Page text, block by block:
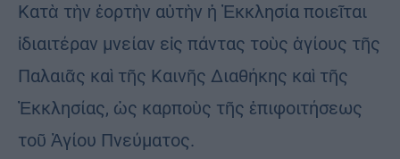
Κατὰ τὴν ἑορτὴν αὐτὴν ἡ Ἐκκλησία ποιεῖται
ἰδιαιτέραν μνείαν εἰς πάντας τοὺς ἁγίους τῆς
Παλαιᾶς καὶ τῆς Καινῆς Διαθήκης καὶ τῆς
Ἐκκλησίας, ὡς καρποὺς τῆς ἐπιφοιτήσεως
τοῦ Ἁγίου Πνεύματος.